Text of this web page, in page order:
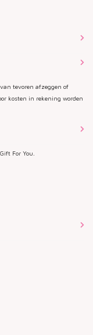
tevoren afzeggen of
kosten in rekening worden
For You.